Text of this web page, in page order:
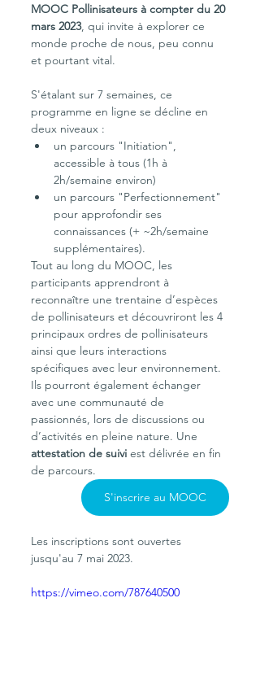
MOOC Pollinisateurs à compter du 20
mars 2023, qui invite à explorer ce
monde proche de nous, peu connu
et pourtant vital.
S'étalant sur 7 semaines, ce
programme en ligne se décline en
deux niveaux :
un parcours "Initiation",
accessible à tous (1h à
2h/semaine environ)
un parcours "Perfectionnement"
pour approfondir ses
connaissances (+ ~2h/semaine
supplémentaires).
Tout au long du MOOC, les
participants apprendront à
reconnaître une trentaine d’espèces
de pollinisateurs et découvriront les 4
principaux ordres de pollinisateurs
ainsi que leurs interactions
spécifiques avec leur environnement.
Ils pourront également échanger
avec une communauté de
passionnés, lors de discussions ou
d’activités en pleine nature. Une
attestation de suivi est délivrée en fin
de parcours.
S'inscrire au MOOC
Les inscriptions sont ouvertes
jusqu'au 7 mai 2023.
https://vimeo.com/787640500